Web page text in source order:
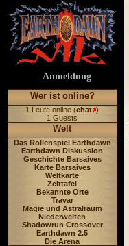
Anmeldung
Wer ist online?
1 Leute online (chat )
1 Guests
Welt
Das Rollenspiel Earthdawn
Earthdawn Diskussion
Geschichte Barsaives
Karte Barsaives
Weltkarte
Zeittafel
Bekannte Orte
Travar
Magie und Astralraum
Niederwelten
Shadowrun Crossover
Earthdawn 2.5
Die Arena